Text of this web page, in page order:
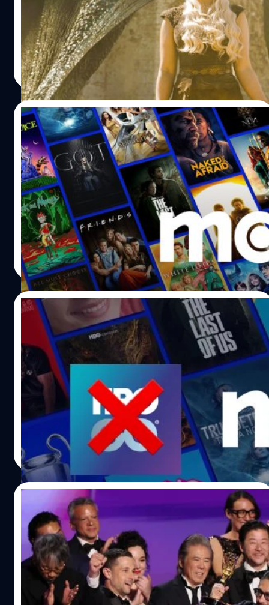
ภาพยนตร์ 'Game of Thrones' ซึ่งตอนนี้อยู่ในขั้นแรกของการ
พัฒนา
ปรีดี ฤกษ์วลีกุล| 643 days ago
Read More
15/10/2024
ลาก่อน HBO GO ต้อนรับ Max เตรียมเปิดให้
บริการในไทย 19 พ.ย. นี้
สำหรับสายสตรีมมิ่งน่าจะคุ้นเคยกับ HBO Go ดีในฐานะบริการ
สตรีมมิ่งที่มีเนื้อหาชั้นดีแต่ให้คุณภาพภาพจำกัด สู้กับบริการ
อื่น ๆ ที่ให้ภาพถึงระดับ 4K ไม่ได้ แต่ในที่สุดความฝันของคน
ติดตามเนื้อหาใน HBO ก็เป็นจริง เมื่อ Max บริการสตรีมมิ่งตัว
ใหม่ของค่าย Warner Bros. Discovery เตรียมเปิดให้บริการ
ในไทยวันที่ 19 พฤศจิกายน
เอกพล ชูเชิด| 660 days ago
Read More
25/09/2024
จะร้องไห้ ! เตรียมโบกมือลา HBO GO ความ
ละเอียด 720p ดึง MAX มาทำตลาดไทยปลายปี
นี้
เป็นที่รู้กันอย่างดีว่าแอปพลิเคชันสตรีมมิง HBO GO นั้นมีจุด
อ่อนด้อยเรื่องของคุณภาพการสตรีมมิงที่ต่ำกว่าคู่แข่งอย่าง
เห็นได้ชัด ดูได้ความละเอียด 720p ล่าสุดมีรายงานว่า HBO
GO เตรียมยุติการให้บริการในภูมิภาคเอเชียตะวันออกเฉียงใต้
เร็ว ๆ นี้ รวมถึงประเทศไทย และจะมีการดึง MAX มาทำตลาด
ปลายปีนี้ Varity รายงานข่าวนี้ว่า Warner Bros. Discovery
เตรียมเปิดให้บริการ MAX หรือชื่อเดิม HBO MAX ใน 5
ประเทศตลาดเอเชียตะวันออกเฉียงใต้ ซึ่งรวมไปถึงฮ่องกงและ
ไต้หวัน ในไตรมาสสุดท้ายของปี 2024 พร้อมเปิดให้บริการใน
ออสเตรเลียช่วงครึ่งปีแรกของปี 2025 ซึ่งการมาของสตรีมมิง
MAX นี้ถือว่าเป็นข่าวดีของผู้ชมชาวไทยเป็นอย่างมาก เพราะ
สามารถรับชมคอนเทนต์ซีรีส์ หรือภาพยนตร์จาก Warner
Bros. Discovery ที่ความละเอียดสูง และได้เสียงคุณภาพสูง
อีกด้วย หลังจากนี้ต้องรอติดตามว่าแผนค่าบริการรายเดือน
MAX จะมีการปรับราคาที่สูงขึ้นหรือไม่ เพราะเดิม HBO GO
ประเทศไทยนั้นมีอยู่ทั้งหมด 3 แพ็กเกจ ได้แก่ 199…
วรัญญู คงชัย| 680 days ago
Read More
สรุปผลรางวัล Emmy Awards ครั้งที่ 76
‘Shōgun’ เกรียงไกร คว้าซีรีส์ดราม่า-นัก
แสดงนำชาย-นำหญิงยอดเยี่ยม
สรุปผลผู้ได้รับรางวัล Primetime Emmy Awards ครั้งที่ 76 ซี
รีส์ ‘Shōgun’ เกรียงไกร คว้าซีรีส์ดราม่า-นักแสดงนำชาย-นำ
หญิงยอดเยี่ยม